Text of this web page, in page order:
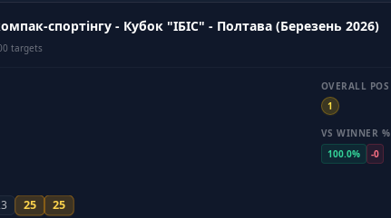
спортінгу - Кубок "ІБІС" - Полтава (Березень 2026)
targets
OVERALL POS
1
VS WINNER %
100.0%
-0
25 25